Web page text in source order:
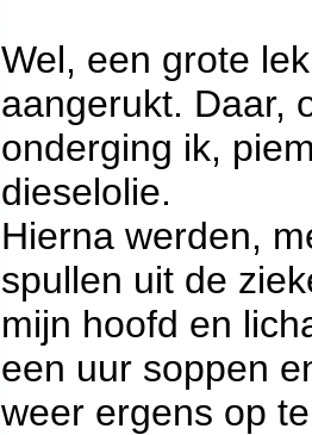
Wel, een grote
aangerukt. Daar,
onderging ik,
dieselolie.
Hierna werden,
spullen uit de
mijn hoofd en
een uur soppen
weer ergens op